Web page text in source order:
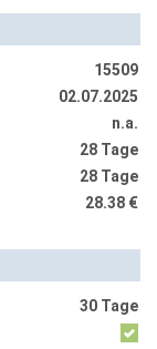
15509
02.07.2025
n.a.
28 Tage
28 Tage
28.38 €
30 Tage